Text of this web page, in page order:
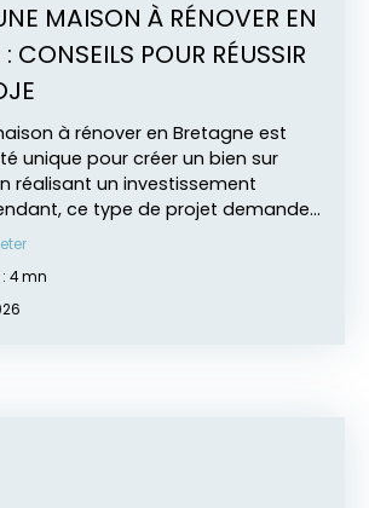
MAISON À RÉNOVER EN
CONSEILS POUR RÉUSSIR
à rénover en Bretagne est
unique pour créer un bien sur
réalisant un investissement
ce type de projet demande
rigoureuse. Dans cet article,
les conseils pour réussir votre
maîtriser votre budget travaux
bâtisse ancienne en maison
4 mn